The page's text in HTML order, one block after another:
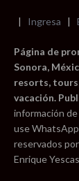
| Ingresa |
Página de
Sonora,
resorts,
vacación.
información
use
reservados por
Enrique